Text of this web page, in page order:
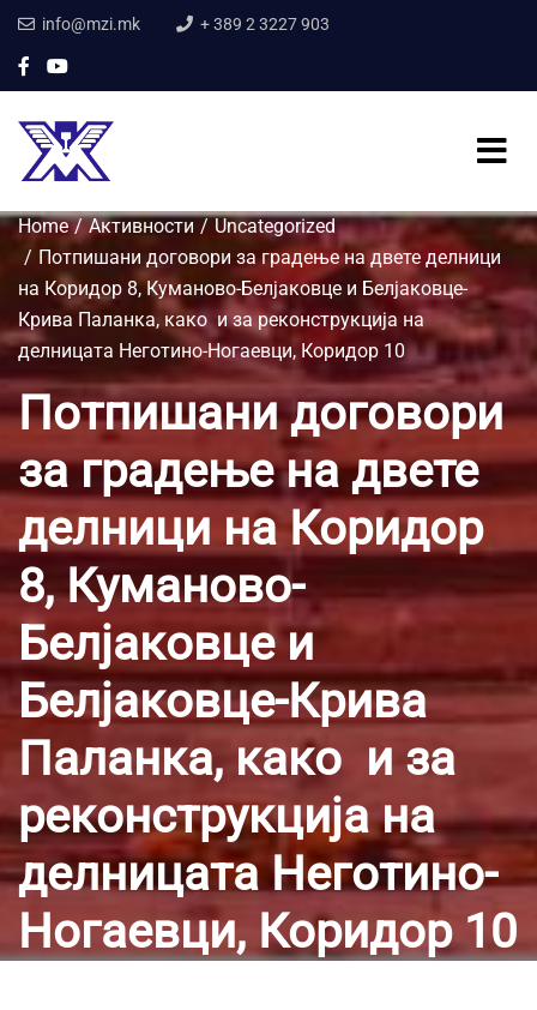
info@mzi.mk + 389 2 3227 903
Home Активности
Uncategorized
Потпишани договори за градење на двете делници
на Коридор 8, Куманово-Белјаковце и Белјаковце-
Крива Паланка, како и за реконструкција на
делницата Неготино-Ногаевци, Коридор 10
Потпишани договори
за градење на двете
делници на Коридор
8, Куманово-
Белјаковце и
Белјаковце-Крива
Паланка, како и за
реконструкција на
делницата Неготино-
Ногаевци, Коридор 10